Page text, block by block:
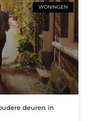
WONINGEN
deuren in